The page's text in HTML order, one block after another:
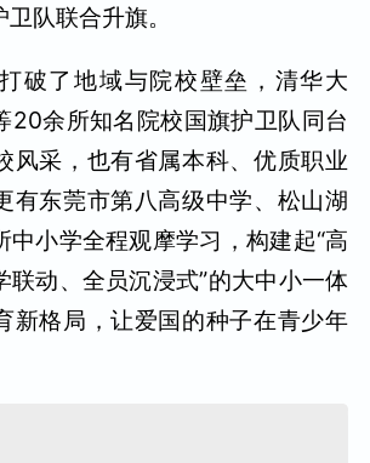
队联合升旗。
破了地域与院校壁垒，清华大
20余所知名院校国旗护卫队同台
风采，也有省属本科、优质职业
有东莞市第八高级中学、松山湖
中小学全程观摩学习，构建起“高
联动、全员沉浸式”的大中小一体
新格局，让爱国的种子在青少年